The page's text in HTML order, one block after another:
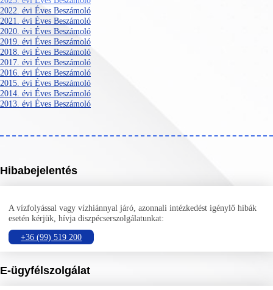
2022. évi Éves Beszámoló
2021. évi Éves Beszámoló
2020. évi Éves Beszámoló
2019. évi Éves Beszámoló
2018. évi Éves Beszámoló
2017. évi Éves Beszámoló
2016. évi Éves Beszámoló
2015. évi Éves Beszámoló
2014. évi Éves Beszámoló
2013. évi Éves Beszámoló
Hibabejelentés
A vízfolyással vagy vízhiánnyal járó, azonnali intézkedést igénylő hibák
esetén kérjük, hívja diszpécserszolgálatunkat:
+36 (99) 519 200
E-ügyfélszolgálat